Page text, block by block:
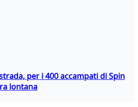
per i 400 accampati di Spin
lontana